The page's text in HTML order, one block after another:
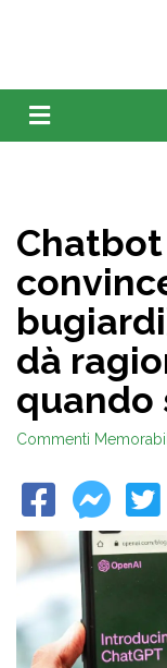
dà
quando
Commenti